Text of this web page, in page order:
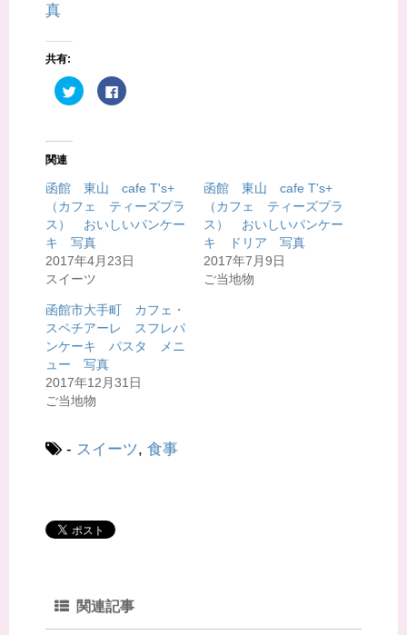
真
共有:
ク
リ
e
で
共
有
(
新
し
ウ
ィ
ン
ウ
で
開
き
ま
す
F
a
共
有
す
る
に
リ
て
さ
い
し
ウ
で
関連
函館 東山 cafe T's+
（カフェ ティーズプラ
ス） おいしいパンケー
キ 写真
2017年4月23日
スイーツ
函館 東山 cafe T's+
（カフェ ティーズプラ
ス） おいしいパンケー
キ ドリア 写真
2017年7月9日
ご当地物
函館市大手町 カフェ・
スペチアーレ スフレパ
ンケーキ パスタ メニ
ュー 写真
2017年12月31日
ご当地物
- スイーツ, 食事
関連記事